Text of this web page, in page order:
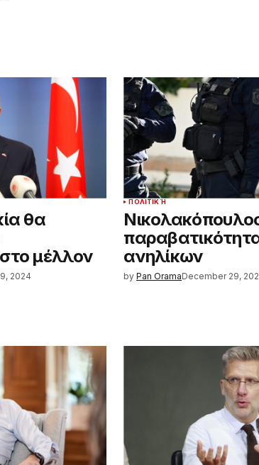
θα
μέλλον
2024
ΠΟΛΙΤΙΚΉ
ανηλίκων
by Pan OramaDecember 29,